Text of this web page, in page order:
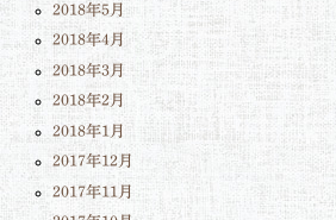
2018年5月
2018年4月
2018年3月
2018年2月
2018年1月
2017年12月
2017年11月